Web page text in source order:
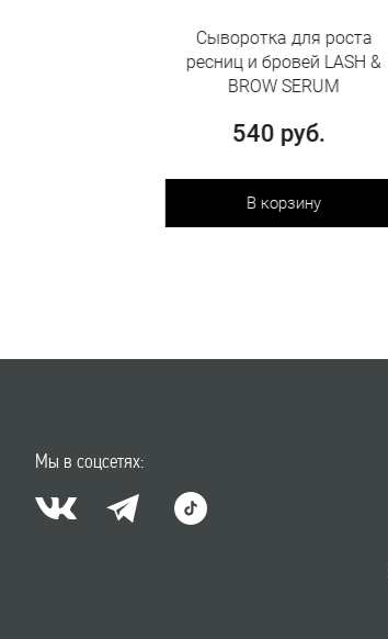
Сыворотка для роста
ресниц и бровей LASH &
Мы в соцсетях: